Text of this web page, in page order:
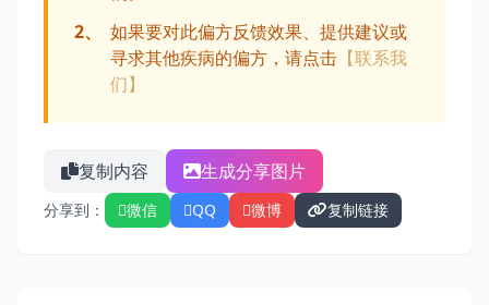
2、
如果要对此偏方反馈效果、提供建议或
寻求其他疾病的偏方，请点击 【联系我
们】
复制内容 生成分享图片
分享到： 微信 QQ 微博 复制链接